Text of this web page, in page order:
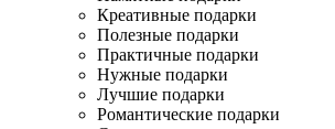
Креативные подарки
Полезные подарки
Практичные подарки
Нужные подарки
Лучшие подарки
Романтические подарки